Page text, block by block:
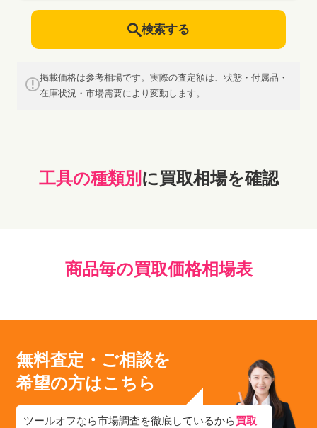
検索する
掲載価格は参考相場です。実際の査定額は、状態・付属品・
在庫状況・市場需要により変動します。
工具の種類別 に買取相場を確認
商品毎の買取価格相場表
無料査定・ご相談を
希望の方はこちら
ツールオフなら市場調査を徹底しているから買取